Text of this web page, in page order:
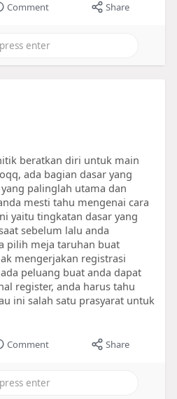
Comment Share
beratkan diri untuk main
ada bagian dasar yang
palinglah utama dan
mesti tahu mengenai cara
yaitu tingkatan dasar yang
sebelum lalu anda
pilih meja taruhan buat
mengerjakan registrasi
peluang buat anda dapat
register, anda harus tahu
ini salah satu prasyarat untuk
Comment Share